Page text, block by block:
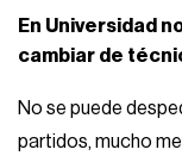
En Universidad
cambiar de
No se puede
partidos, mucho